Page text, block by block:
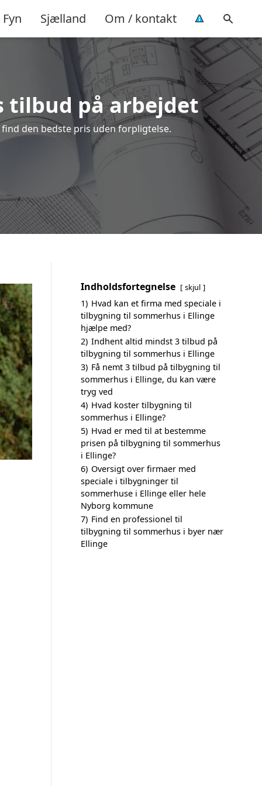
Fyn Sjælland Om / kontakt
tilbud på arbejdet
den bedste pris uden forpligtelse.
Indholdsfortegnelse skjul
1) Hvad kan et firma med speciale i
tilbygning til sommerhus i Ellinge
hjælpe med?
2) Indhent altid mindst 3 tilbud på
tilbygning til sommerhus i Ellinge
3) Få nemt 3 tilbud på tilbygning til
sommerhus i Ellinge, du kan være
tryg ved
4) Hvad koster tilbygning til
sommerhus i Ellinge?
5) Hvad er med til at bestemme
prisen på tilbygning til sommerhus
i Ellinge?
6) Oversigt over firmaer med
speciale i tilbygninger til
sommerhuse i Ellinge eller hele
Nyborg kommune
7) Find en professionel til
tilbygning til sommerhus i byer nær
Ellinge